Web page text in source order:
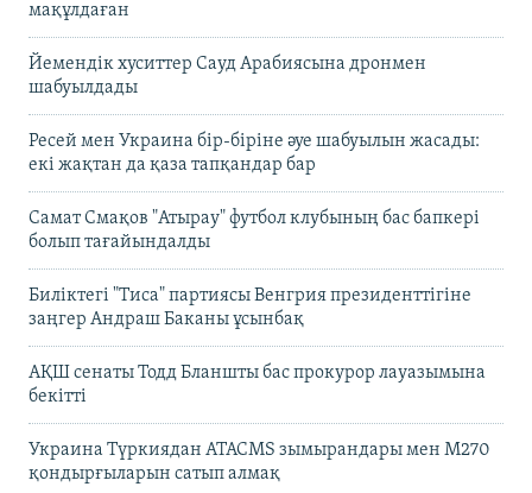
мақұлдаған
Йемендік хуситтер Сауд Арабиясына дронмен
шабуылдады
Ресей мен Украина бір-біріне әуе шабуылын жасады:
екі жақтан да қаза тапқандар бар
Самат Смақов "Атырау" футбол клубының бас бапкері
болып тағайындалды
Биліктегі "Тиса" партиясы Венгрия президенттігіне
заңгер Андраш Баканы ұсынбақ
АҚШ сенаты Тодд Бланшты бас прокурор лауазымына
бекітті
Украина Түркиядан ATACMS зымырандары мен M270
қондырғыларын сатып алмақ